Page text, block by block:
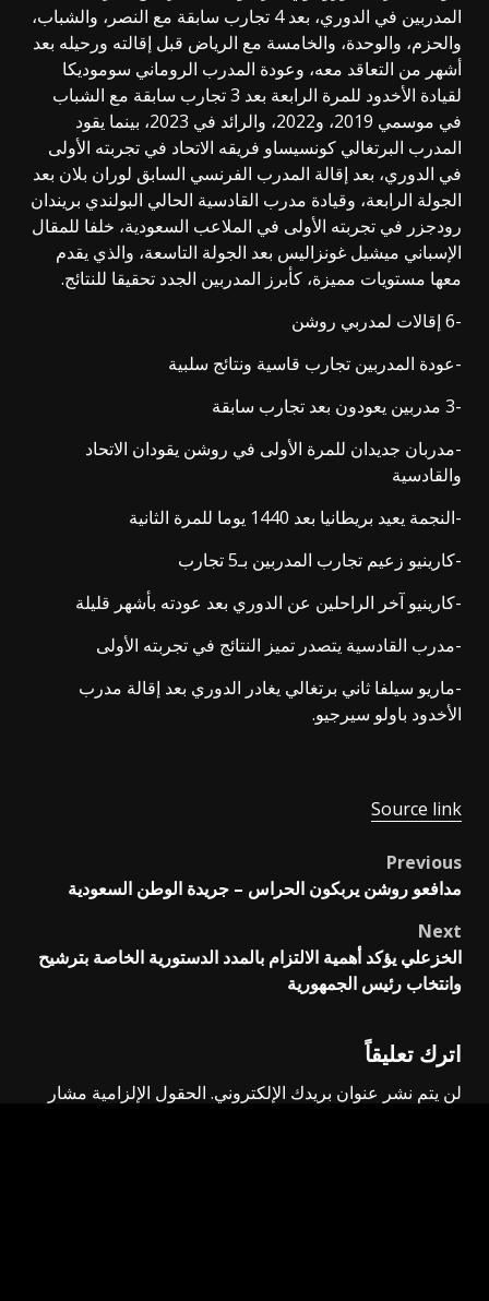
المدربين في الدوري، بعد 4 تجارب سابقة مع النصر، والشباب،
والحزم، والوحدة، والخامسة مع الرياض قبل إقالته ورحيله بعد
أشهر من التعاقد معه، وعودة المدرب الروماني سوموديكا
لقيادة الأخدود للمرة الرابعة بعد 3 تجارب سابقة مع الشباب
في موسمي 2019، و2022، والرائد في 2023، بينما يقود
المدرب البرتغالي كونسيساو فريقه الاتحاد في تجربته الأولى
في الدوري، بعد إقالة المدرب الفرنسي السابق لوران بلان بعد
الجولة الرابعة، وقيادة مدرب القادسية الحالي البولندي بريندان
رودجزر في تجربته الأولى في الملاعب السعودية، خلفا للمقال
الإسباني ميشيل غونزاليس بعد الجولة التاسعة، والذي يقدم
معها مستويات مميزة، كأبرز المدربين الجدد تحقيقا للنتائج.
-6 إقالات لمدربي روشن
-عودة المدربين تجارب قاسية ونتائج سلبية
-3 مدربين يعودون بعد تجارب سابقة
-مدربان جديدان للمرة الأولى في روشن يقودان الاتحاد
والقادسية
-النجمة يعيد بريطانيا بعد 1440 يوما للمرة الثانية
-كارينيو زعيم تجارب المدربين بـ5 تجارب
-كارينيو آخر الراحلين عن الدوري بعد عودته بأشهر قليلة
-مدرب القادسية يتصدر تميز النتائج في تجربته الأولى
-ماريو سيلفا ثاني برتغالي يغادر الدوري بعد إقالة مدرب
الأخدود باولو سيرجيو.
Source link
Post
navigation
Previous
مدافعو روشن يربكون الحراس – جريدة الوطن السعودية
Next
الخزعلي يؤكد أهمية الالتزام بالمدد الدستورية الخاصة بترشيح
وانتخاب رئيس الجمهورية
اترك تعليقاً
لن يتم نشر عنوان بريدك الإلكتروني. الحقول الإلزامية مشار